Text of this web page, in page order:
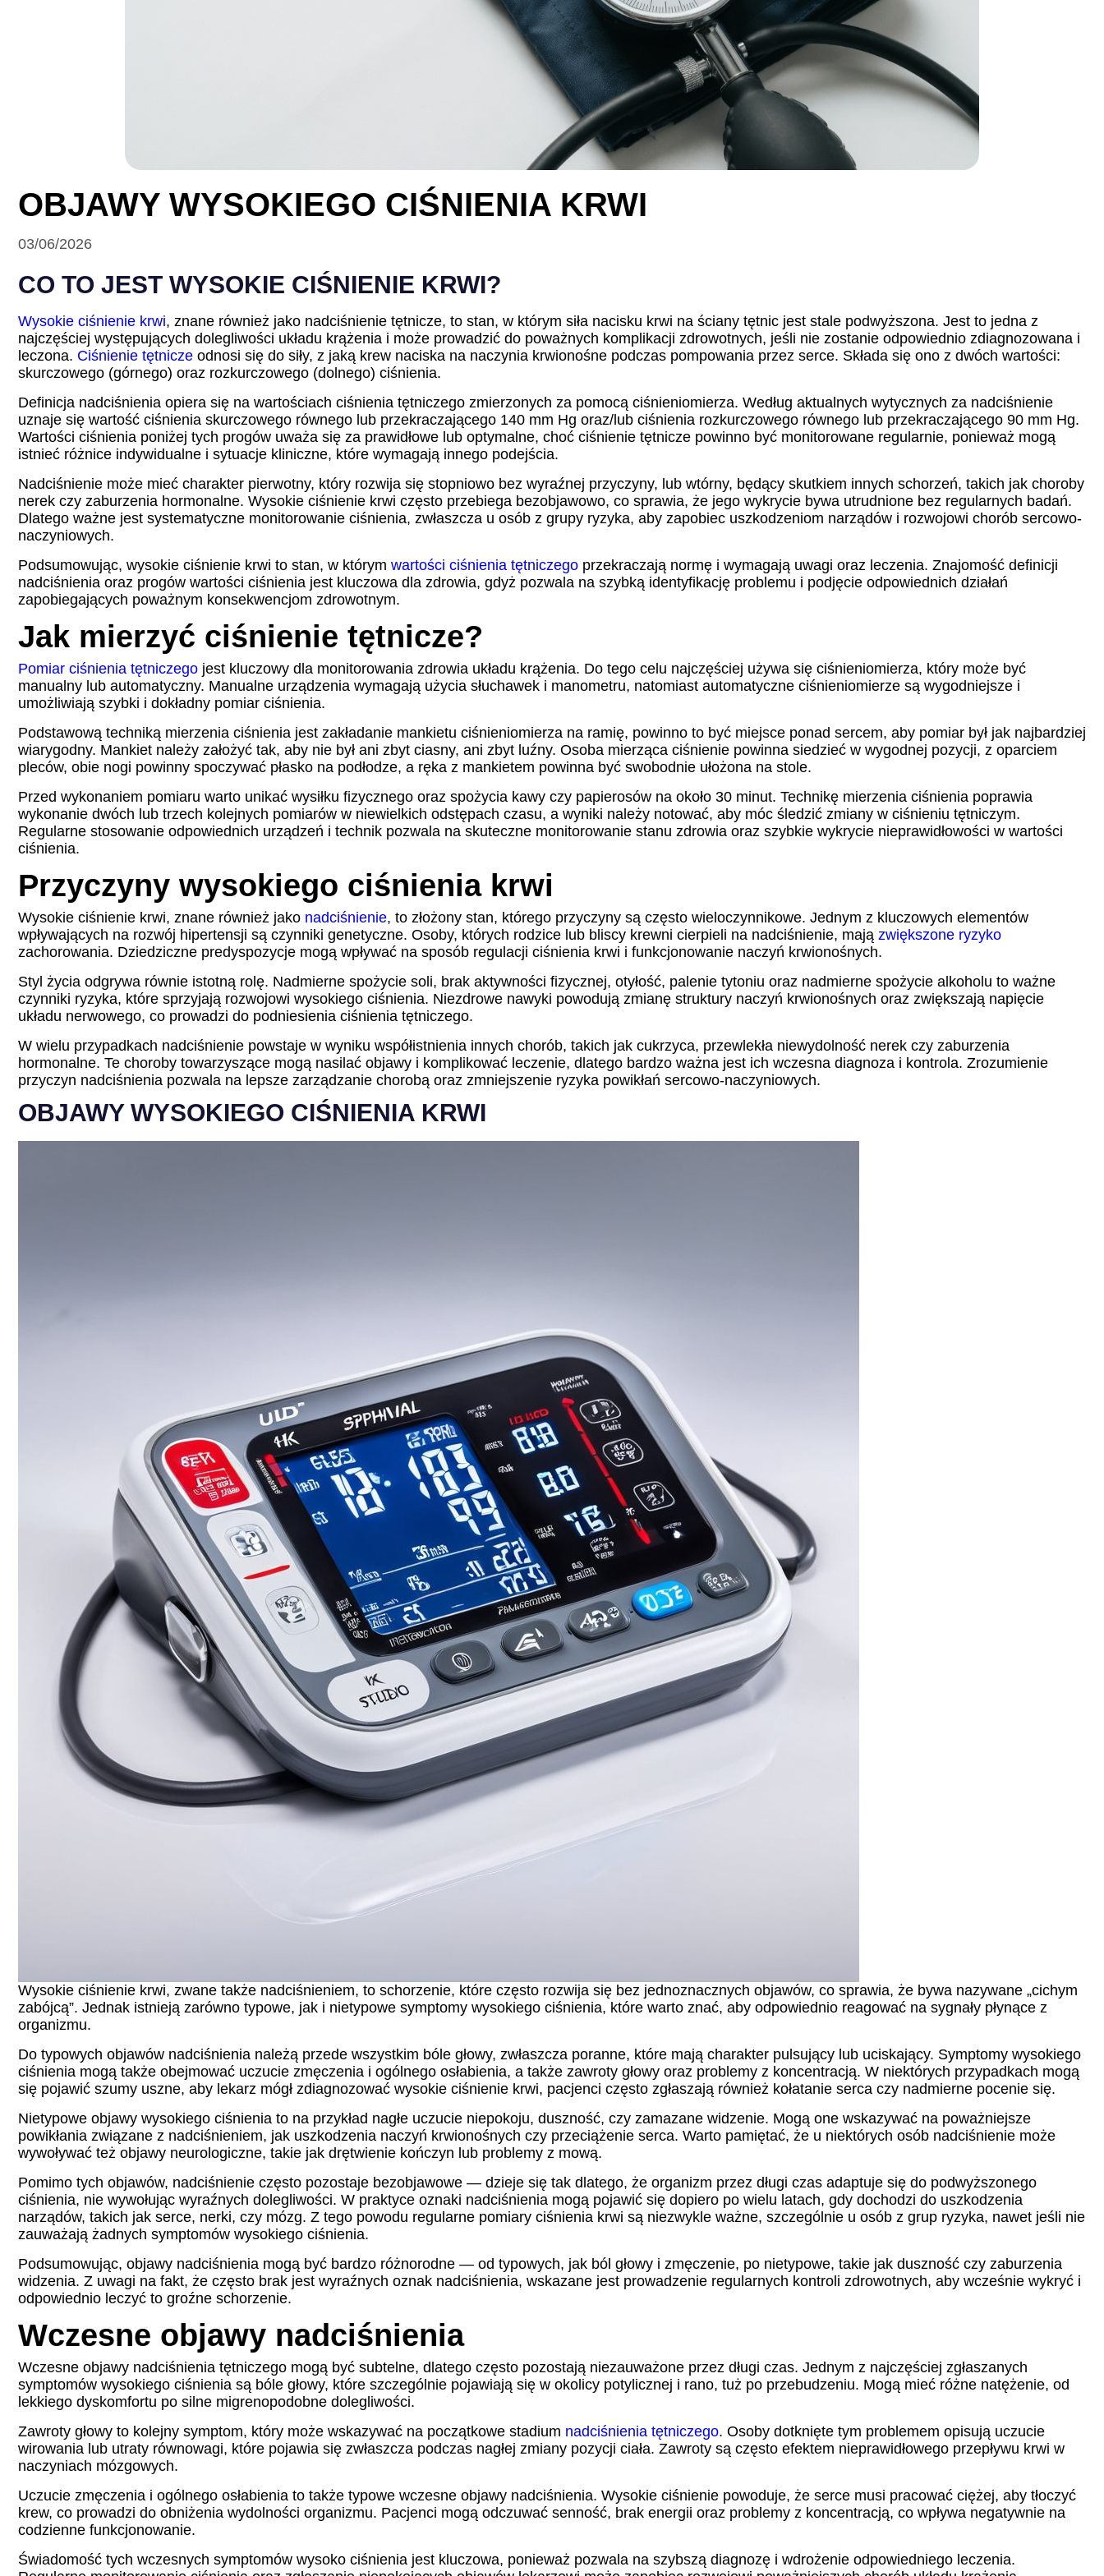
OBJAWY WYSOKIEGO CIŚNIENIA KRWI
03/06/2026
CO TO JEST WYSOKIE CIŚNIENIE KRWI?
Wysokie ciśnienie krwi, znane również jako nadciśnienie tętnicze, to stan, w którym siła nacisku krwi na ściany tętnic jest stale podwyższona. Jest to jedna z
najczęściej występujących dolegliwości układu krążenia i może prowadzić do poważnych komplikacji zdrowotnych, jeśli nie zostanie odpowiednio zdiagnozowana i
leczona. Ciśnienie tętnicze odnosi się do siły, z jaką krew naciska na naczynia krwionośne podczas pompowania przez serce. Składa się ono z dwóch wartości:
skurczowego (górnego) oraz rozkurczowego (dolnego) ciśnienia.
Definicja nadciśnienia opiera się na wartościach ciśnienia tętniczego zmierzonych za pomocą ciśnieniomierza. Według aktualnych wytycznych za nadciśnienie
uznaje się wartość ciśnienia skurczowego równego lub przekraczającego 140 mm Hg oraz/lub ciśnienia rozkurczowego równego lub przekraczającego 90 mm Hg.
Wartości ciśnienia poniżej tych progów uważa się za prawidłowe lub optymalne, choć ciśnienie tętnicze powinno być monitorowane regularnie, ponieważ mogą
istnieć różnice indywidualne i sytuacje kliniczne, które wymagają innego podejścia.
Nadciśnienie może mieć charakter pierwotny, który rozwija się stopniowo bez wyraźnej przyczyny, lub wtórny, będący skutkiem innych schorzeń, takich jak choroby
nerek czy zaburzenia hormonalne. Wysokie ciśnienie krwi często przebiega bezobjawowo, co sprawia, że jego wykrycie bywa utrudnione bez regularnych badań.
Dlatego ważne jest systematyczne monitorowanie ciśnienia, zwłaszcza u osób z grupy ryzyka, aby zapobiec uszkodzeniom narządów i rozwojowi chorób sercowo-
naczyniowych.
Podsumowując, wysokie ciśnienie krwi to stan, w którym wartości ciśnienia tętniczego przekraczają normę i wymagają uwagi oraz leczenia. Znajomość definicji
nadciśnienia oraz progów wartości ciśnienia jest kluczowa dla zdrowia, gdyż pozwala na szybką identyfikację problemu i podjęcie odpowiednich działań
zapobiegających poważnym konsekwencjom zdrowotnym.
Jak mierzyć ciśnienie tętnicze?
Pomiar ciśnienia tętniczego jest kluczowy dla monitorowania zdrowia układu krążenia. Do tego celu najczęściej używa się ciśnieniomierza, który może być
manualny lub automatyczny. Manualne urządzenia wymagają użycia słuchawek i manometru, natomiast automatyczne ciśnieniomierze są wygodniejsze i
umożliwiają szybki i dokładny pomiar ciśnienia.
Podstawową techniką mierzenia ciśnienia jest zakładanie mankietu ciśnieniomierza na ramię, powinno to być miejsce ponad sercem, aby pomiar był jak najbardziej
wiarygodny. Mankiet należy założyć tak, aby nie był ani zbyt ciasny, ani zbyt luźny. Osoba mierząca ciśnienie powinna siedzieć w wygodnej pozycji, z oparciem
pleców, obie nogi powinny spoczywać płasko na podłodze, a ręka z mankietem powinna być swobodnie ułożona na stole.
Przed wykonaniem pomiaru warto unikać wysiłku fizycznego oraz spożycia kawy czy papierosów na około 30 minut. Technikę mierzenia ciśnienia poprawia
wykonanie dwóch lub trzech kolejnych pomiarów w niewielkich odstępach czasu, a wyniki należy notować, aby móc śledzić zmiany w ciśnieniu tętniczym.
Regularne stosowanie odpowiednich urządzeń i technik pozwala na skuteczne monitorowanie stanu zdrowia oraz szybkie wykrycie nieprawidłowości w wartości
ciśnienia.
Przyczyny wysokiego ciśnienia krwi
Wysokie ciśnienie krwi, znane również jako nadciśnienie, to złożony stan, którego przyczyny są często wieloczynnikowe. Jednym z kluczowych elementów
wpływających na rozwój hipertensji są czynniki genetyczne. Osoby, których rodzice lub bliscy krewni cierpieli na nadciśnienie, mają zwiększone ryzyko
zachorowania. Dziedziczne predyspozycje mogą wpływać na sposób regulacji ciśnienia krwi i funkcjonowanie naczyń krwionośnych.
Styl życia odgrywa równie istotną rolę. Nadmierne spożycie soli, brak aktywności fizycznej, otyłość, palenie tytoniu oraz nadmierne spożycie alkoholu to ważne
czynniki ryzyka, które sprzyjają rozwojowi wysokiego ciśnienia. Niezdrowe nawyki powodują zmianę struktury naczyń krwionośnych oraz zwiększają napięcie
układu nerwowego, co prowadzi do podniesienia ciśnienia tętniczego.
W wielu przypadkach nadciśnienie powstaje w wyniku współistnienia innych chorób, takich jak cukrzyca, przewlekła niewydolność nerek czy zaburzenia
hormonalne. Te choroby towarzyszące mogą nasilać objawy i komplikować leczenie, dlatego bardzo ważna jest ich wczesna diagnoza i kontrola. Zrozumienie
przyczyn nadciśnienia pozwala na lepsze zarządzanie chorobą oraz zmniejszenie ryzyka powikłań sercowo-naczyniowych.
OBJAWY WYSOKIEGO CIŚNIENIA KRWI
Wysokie ciśnienie krwi, zwane także nadciśnieniem, to schorzenie, które często rozwija się bez jednoznacznych objawów, co sprawia, że bywa nazywane „cichym
zabójcą”. Jednak istnieją zarówno typowe, jak i nietypowe symptomy wysokiego ciśnienia, które warto znać, aby odpowiednio reagować na sygnały płynące z
organizmu.
Do typowych objawów nadciśnienia należą przede wszystkim bóle głowy, zwłaszcza poranne, które mają charakter pulsujący lub uciskający. Symptomy wysokiego
ciśnienia mogą także obejmować uczucie zmęczenia i ogólnego osłabienia, a także zawroty głowy oraz problemy z koncentracją. W niektórych przypadkach mogą
się pojawić szumy uszne, aby lekarz mógł zdiagnozować wysokie ciśnienie krwi, pacjenci często zgłaszają również kołatanie serca czy nadmierne pocenie się.
Nietypowe objawy wysokiego ciśnienia to na przykład nagłe uczucie niepokoju, duszność, czy zamazane widzenie. Mogą one wskazywać na poważniejsze
powikłania związane z nadciśnieniem, jak uszkodzenia naczyń krwionośnych czy przeciążenie serca. Warto pamiętać, że u niektórych osób nadciśnienie może
wywoływać też objawy neurologiczne, takie jak drętwienie kończyn lub problemy z mową.
Pomimo tych objawów, nadciśnienie często pozostaje bezobjawowe — dzieje się tak dlatego, że organizm przez długi czas adaptuje się do podwyższonego
ciśnienia, nie wywołując wyraźnych dolegliwości. W praktyce oznaki nadciśnienia mogą pojawić się dopiero po wielu latach, gdy dochodzi do uszkodzenia
narządów, takich jak serce, nerki, czy mózg. Z tego powodu regularne pomiary ciśnienia krwi są niezwykle ważne, szczególnie u osób z grup ryzyka, nawet jeśli nie
zauważają żadnych symptomów wysokiego ciśnienia.
Podsumowując, objawy nadciśnienia mogą być bardzo różnorodne — od typowych, jak ból głowy i zmęczenie, po nietypowe, takie jak duszność czy zaburzenia
widzenia. Z uwagi na fakt, że często brak jest wyraźnych oznak nadciśnienia, wskazane jest prowadzenie regularnych kontroli zdrowotnych, aby wcześnie wykryć i
odpowiednio leczyć to groźne schorzenie.
Wczesne objawy nadciśnienia
Wczesne objawy nadciśnienia tętniczego mogą być subtelne, dlatego często pozostają niezauważone przez długi czas. Jednym z najczęściej zgłaszanych
symptomów wysokiego ciśnienia są bóle głowy, które szczególnie pojawiają się w okolicy potylicznej i rano, tuż po przebudzeniu. Mogą mieć różne natężenie, od
lekkiego dyskomfortu po silne migrenopodobne dolegliwości.
Zawroty głowy to kolejny symptom, który może wskazywać na początkowe stadium nadciśnienia tętniczego. Osoby dotknięte tym problemem opisują uczucie
wirowania lub utraty równowagi, które pojawia się zwłaszcza podczas nagłej zmiany pozycji ciała. Zawroty są często efektem nieprawidłowego przepływu krwi w
naczyniach mózgowych.
Uczucie zmęczenia i ogólnego osłabienia to także typowe wczesne objawy nadciśnienia. Wysokie ciśnienie powoduje, że serce musi pracować ciężej, aby tłoczyć
krew, co prowadzi do obniżenia wydolności organizmu. Pacjenci mogą odczuwać senność, brak energii oraz problemy z koncentracją, co wpływa negatywnie na
codzienne funkcjonowanie.
Świadomość tych wczesnych symptomów wysoko ciśnienia jest kluczowa, ponieważ pozwala na szybszą diagnozę i wdrożenie odpowiedniego leczenia.